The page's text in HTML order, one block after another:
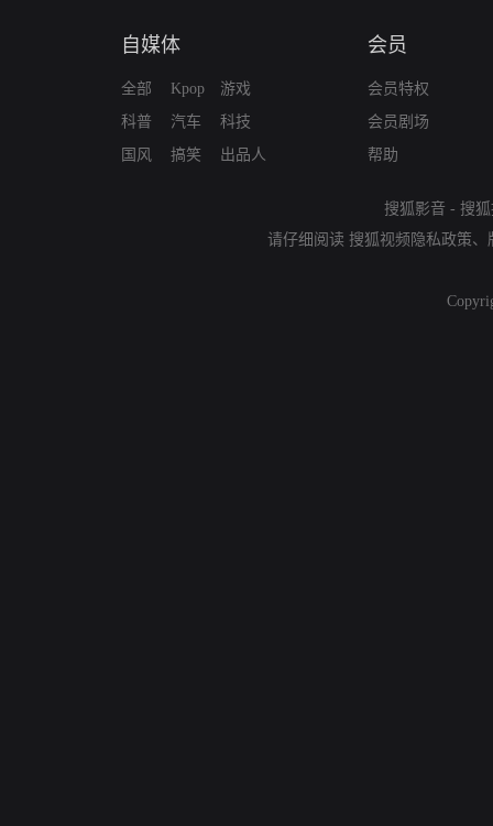
自媒体
全部
科普
国风
Kpop
汽车
搞笑
游戏
科技
出品人
会员
会员特权
会员剧场
帮助
搜狐影音 - 搜
请仔细阅读 搜狐视频隐私政策、